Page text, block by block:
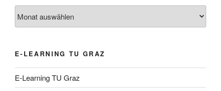
E-LEARNING TU GRAZ
E-Learning TU Graz